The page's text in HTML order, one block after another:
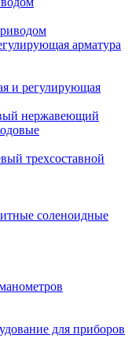
арматура
и регулирующая
нержавеющий
трехсоставной
соленоидные
для приборов